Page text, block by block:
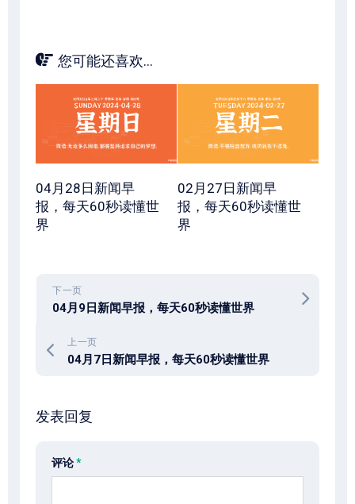
您可能还喜欢...
04月28日新闻早
报，每天60秒读懂世
界
02月27日新闻早
报，每天60秒读懂世
界
下一页
04月9日新闻早报，每天60秒读懂世界
上一页
04月7日新闻早报，每天60秒读懂世界
发表回复
评论*